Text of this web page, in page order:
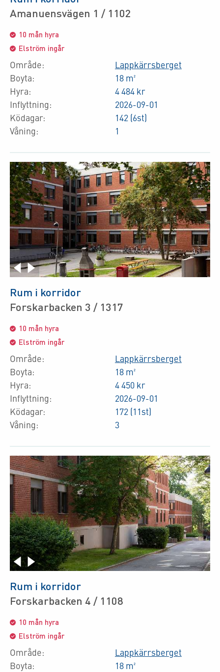
Amanuensvägen 1 / 1102
10 mån hyra
Elström ingår
Område:
Boyta:
Hyra:
Inflyttning:
Ködagar:
Våning:
Lappkärrsberget
18 m²
4 484 kr
2026-09-01
142 (6st)
1
Rum i korridor
Forskarbacken 3 / 1317
10 mån hyra
Elström ingår
Område:
Boyta:
Hyra:
Inflyttning:
Ködagar:
Våning:
Lappkärrsberget
18 m²
4 450 kr
2026-09-01
172 (11st)
3
Rum i korridor
Forskarbacken 4 / 1108
10 mån hyra
Elström ingår
Område:
Boyta:
Lappkärrsberget
18 m²